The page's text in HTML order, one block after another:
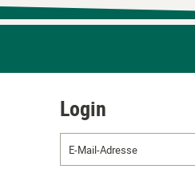
Login
überspringen
Login